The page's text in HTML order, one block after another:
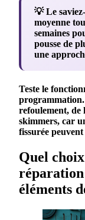
💡 Le
moyenne
semaines
pousse de
une
Teste le
programmation.
refoulement, de
skimmers, car
fissurée
Quel
réparation
éléments